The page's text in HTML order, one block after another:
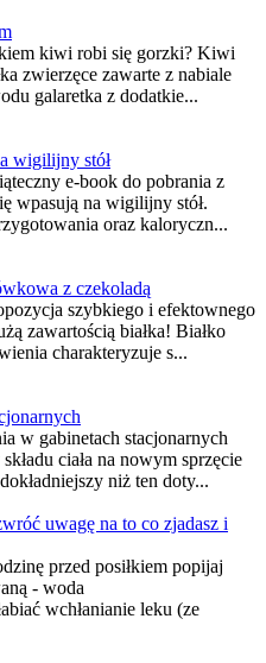
kiwi robi się gorzki? Kiwi
zwierzęce zawarte z nabiale
galaretka z dodatkie...
wigilijny stół
e-book do pobrania z
wpasują na wigilijny stół.
oraz kaloryczn...
z czekoladą
szybkiego i efektownego
zawartością białka! Białko
charakteryzuje s...
w gabinetach stacjonarnych
ciała na nowym sprzęcie
niż ten doty...
uwagę na to co zjadasz i
przed posiłkiem popijaj
- woda
wchłanianie leku (ze